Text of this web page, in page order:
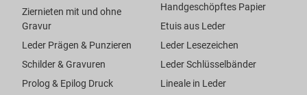
Ziernieten mit und ohne
Gravur
Leder Prägen & Punzieren
Schilder & Gravuren
Prolog & Epilog Druck
Handgeschöpftes Papier
Etuis aus Leder
Leder Lesezeichen
Leder Schlüsselbänder
Lineale in Leder